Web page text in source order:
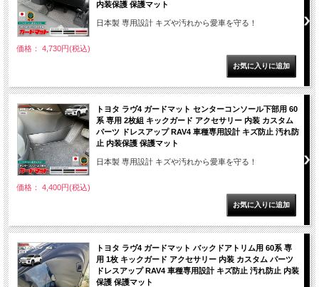
内装保護 保護マット
日本製 専用設計 キズや汚れから愛車を守る！
価格： 4,730円(税込)
トヨタ ラヴ4 ガードマット センターコンソール下部用 60
系 専用 2枚組 キックガード アクセサリー 内装 カスタム
パーツ ドレスアップ RAV4 車種専用設計 キズ防止 汚れ防
止 内装保護 保護マット
日本製 専用設計 キズや汚れから愛車を守る！
価格： 4,400円(税込)
トヨタ ラヴ4 ガードマット バックドアトリム用 60系 専
用 1枚 キックガード アクセサリー 内装 カスタム パーツ
ドレスアップ RAV4 車種専用設計 キズ防止 汚れ防止 内装
保護 保護マット